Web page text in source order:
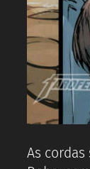
As